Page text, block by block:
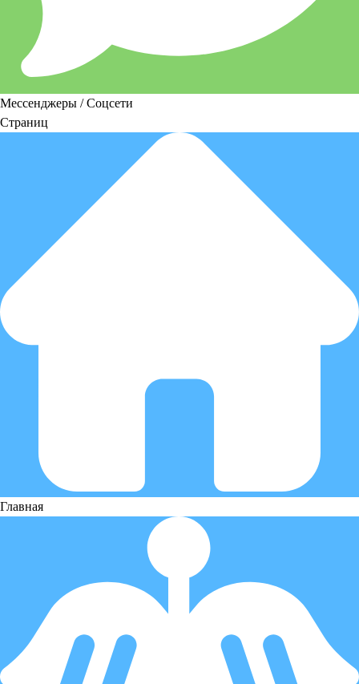
Мессенджеры / Соцсети
Страниц
Главная